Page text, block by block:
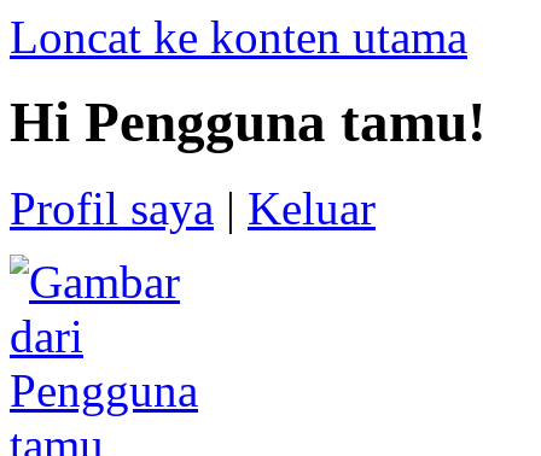
Loncat ke konten utama
Hi Pengguna tamu!
Profil saya | Keluar